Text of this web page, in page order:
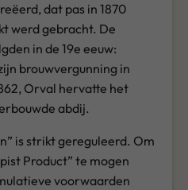
dat pas in 1870
werd gebracht. De
in de 19e eeuw:
brouwvergunning in
Orval hervatte het
abdij.
is strikt gereguleerd. Om
Product” te mogen
voorwaarden